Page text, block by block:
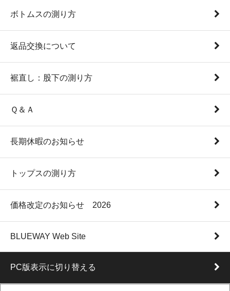
ボトムスの測り方
返品交換について
裾直し：股下の測り方
Ｑ＆Ａ
長期休暇のお知らせ
トップスの測り方
価格改定のお知らせ 2026
BLUEWAY Web Site
PC版表示に切り替える